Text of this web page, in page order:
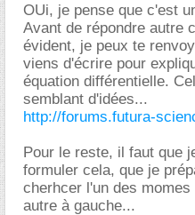
OUi, je pense que c'est
Avant de répondre autre
évident, je peux te
viens d'écrire pour
équation différentielle.
semblant d'idées...
http://forums.futura-
Pour le reste, il faut que
formuler cela, que je
cherhcer l'un des
autre à gauche...